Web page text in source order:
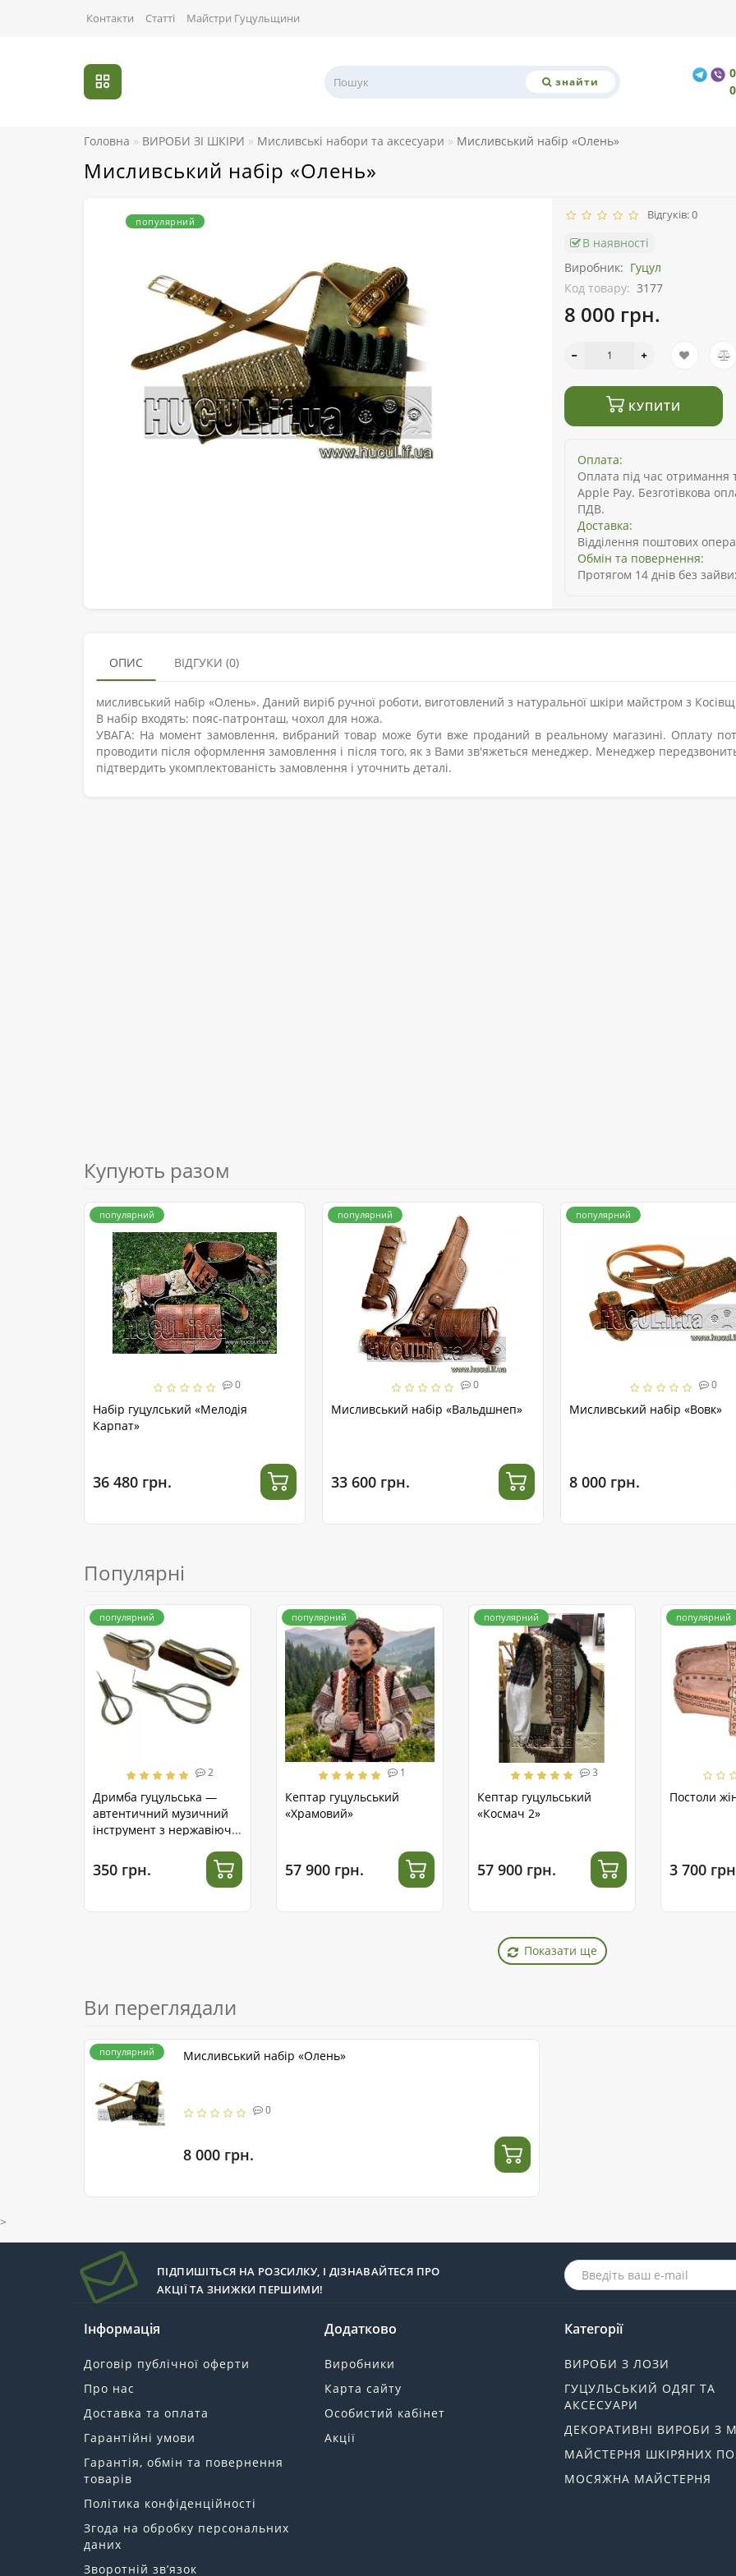
Контакти Статті Майстри Гуцульщини
знайти
Головна ВИРОБИ ЗІ ШКІРИ Мисливські набори та аксесуари Мисливський набір «Олень»
Мисливський набір «Олень»
популярний Відгуків: 0
В наявності
Виробник: Гуцул
Код товару: 3177
8 000 грн.
КУПИТИ
Оплата:
Оплата під час отримання
Apple Pay. Безготівкова
ПДВ.
Доставка:
Відділення поштових
Обмін та повернення:
Протягом 14 днів без
ОПИС ВІДГУКИ (0)
мисливський набір «Олень». Даний виріб ручної роботи, виготовлений з натуральної шкіри майстром з
В набір входять: пояс-патронташ, чохол для ножа.
УВАГА: На момент замовлення, вибраний товар може бути вже проданий в реальному магазині. Оплату
проводити після оформлення замовлення і після того, як з Вами зв'яжеться менеджер. Менеджер
підтвердить укомплектованість замовлення і уточнить деталі.
Купують разом
популярний
0
Набір гуцулський «Мелодія
Карпат»
36 480 грн.
популярний
0
Мисливський набір «Вальдшнеп»
33 600 грн.
популярний
0
Мисливський набір «Вовк»
8 000 грн.
Популярні
популярний
2
Дримба гуцульська —
автентичний музичний
інструмент з нержавіючої
350 грн.
популярний
1
Кептар гуцульський
«Храмовий»
57 900 грн.
популярний
3
Кептар гуцульський
«Космач 2»
57 900 грн.
популярний
Постоли
3 700
Показати ще
Ви переглядали
популярний Мисливський набір «Олень»
0
8 000 грн.
>
ПІДПИШІТЬСЯ НА РОЗСИЛКУ, І ДІЗНАВАЙТЕСЯ ПРО
АКЦІЇ ТА ЗНИЖКИ ПЕРШИМИ!
Інформація
Договір публічної оферти
Про нас
Доставка та оплата
Гарантійні умови
Гарантія, обмін та повернення
товарів
Політика конфіденційності
Згода на обробку персональних
даних
Зворотній зв’язок
Додатково
Виробники
Карта сайту
Особистий кабінет
Акції
Категорії
ВИРОБИ З ЛОЗИ
ГУЦУЛЬСЬКИЙ ОДЯГ ТА
АКСЕСУАРИ
ДЕКОРАТИВНІ ВИРОБИ З
МАЙСТЕРНЯ ШКІРЯНИХ
МОСЯЖНА МАЙСТЕРНЯ